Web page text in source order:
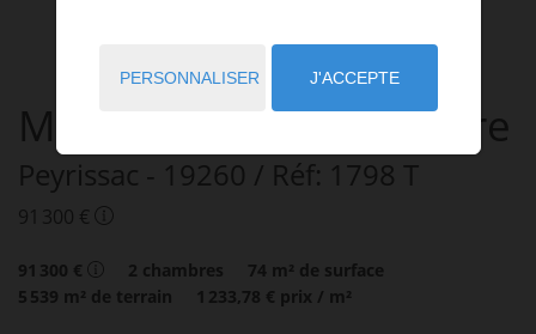
Maison 4 piècesà vendre
Peyrissac - 19260 / Réf: 1798 T
91 300 €
91 300 € 2 chambres 74 m² de surface
5 539 m² de terrain 1 233,78 € prix / m²
PERSONNALISER J'ACCEPTE